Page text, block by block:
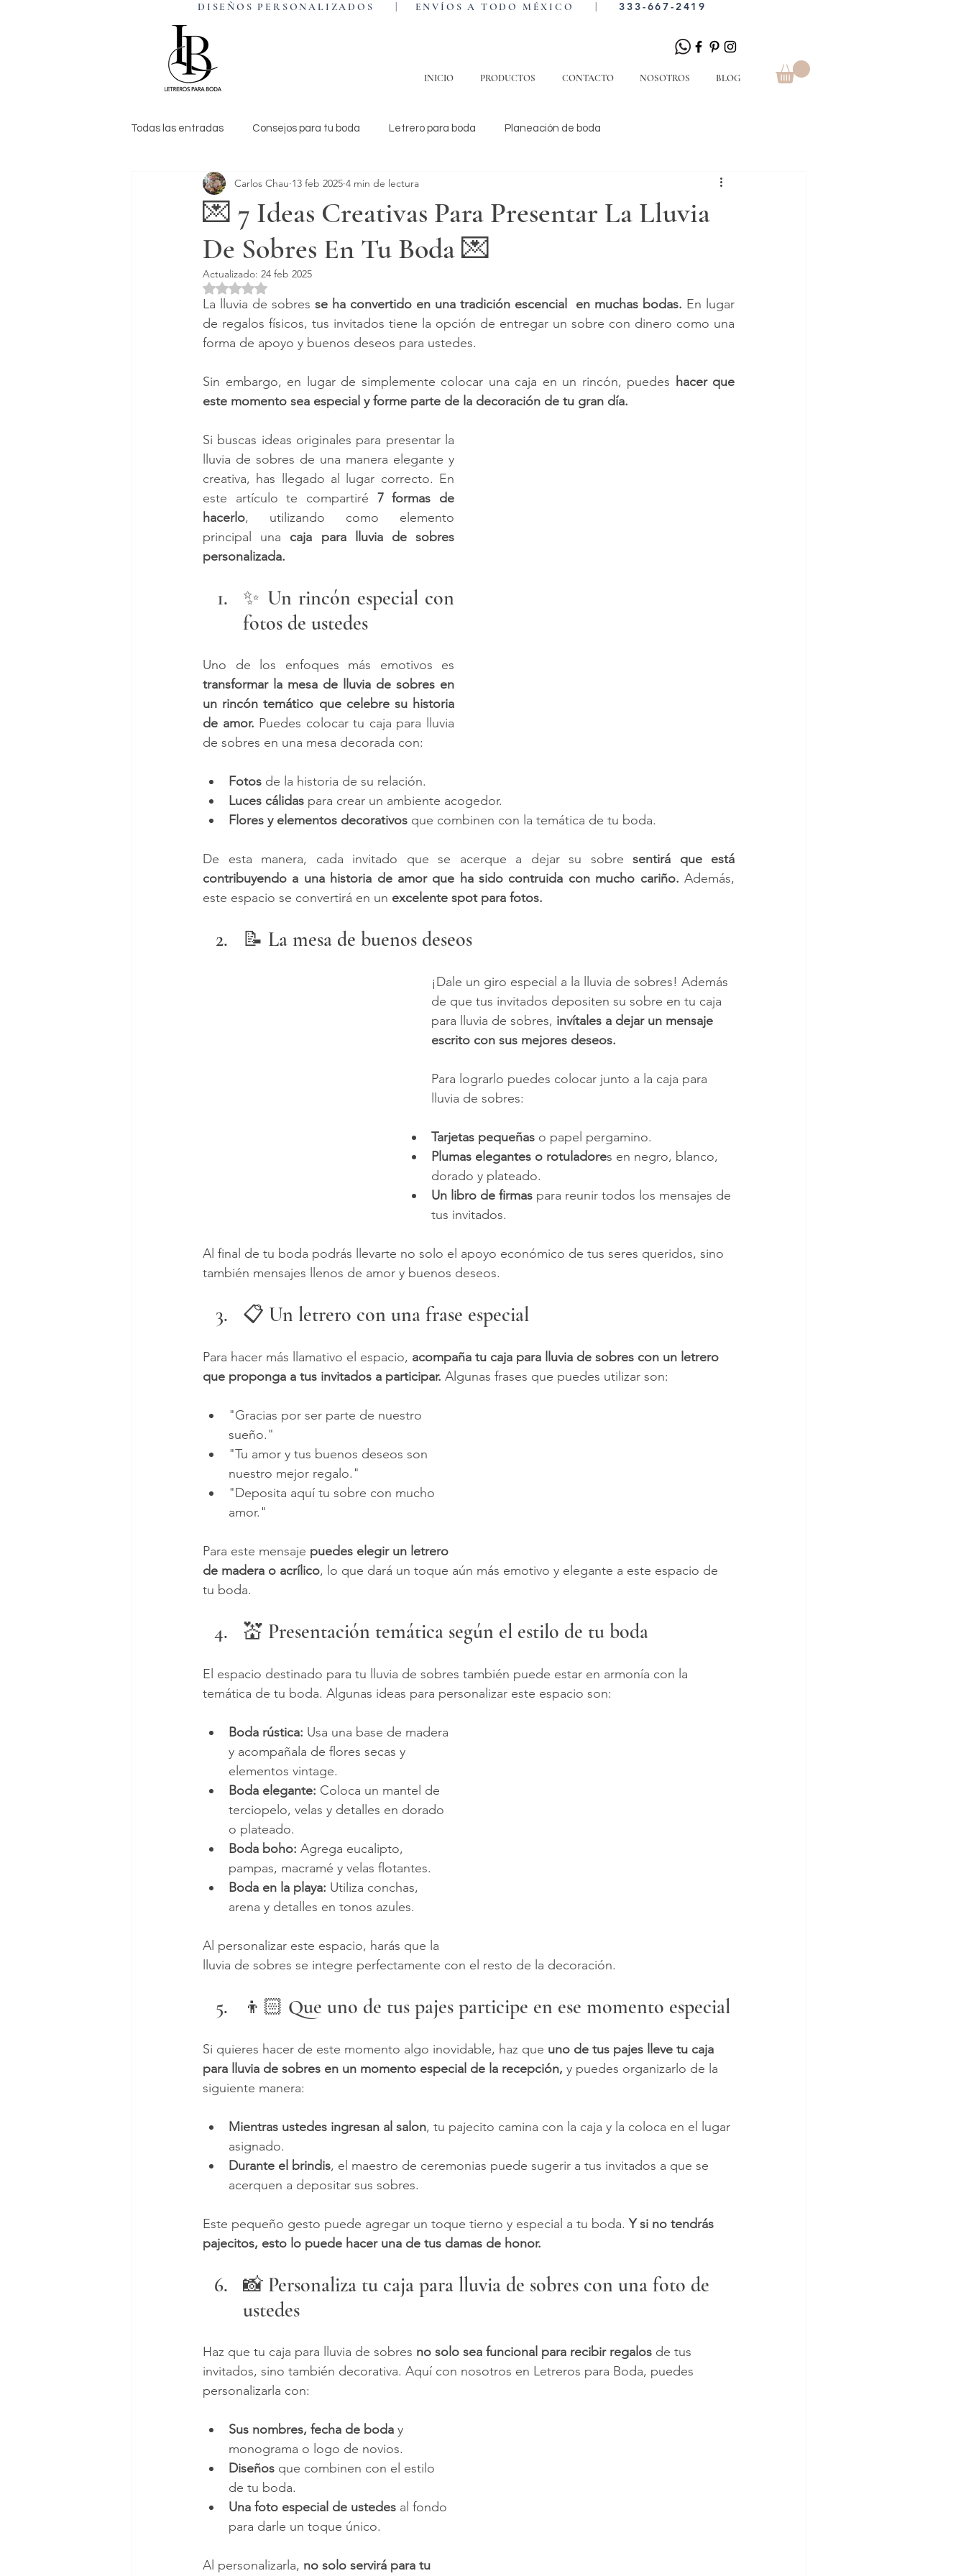
DISEÑOS PERSONALIZADOS | ENVÍOS A TODO MÉXICO |333-667-2419
INICIO PRODUCTOS CONTACTO NOSOTROS BLOG
Todas las entradas Consejos para tu boda Letrero para boda Planeación de boda
💌 7 Ideas Creativas Para Presentar La Lluvia
De Sobres En Tu Boda 💌
Carlos Chau 13 feb 2025 4 min de lectura
Actualizado: 24 feb 2025
Obtuvo NaN de 5 estrellas.
La lluvia de sobres se ha convertido en una tradición escencial  en muchas bodas. En lugar
de regalos físicos, tus invitados tiene la opción de entregar un sobre con dinero como una
forma de apoyo y buenos deseos para ustedes.
Sin embargo, en lugar de simplemente colocar una caja en un rincón, puedes hacer que
este momento sea especial y forme parte de la decoración de tu gran día.
Si buscas ideas originales para presentar la
lluvia de sobres de una manera elegante y
creativa, has llegado al lugar correcto. En
este artículo te compartiré 7 formas de
hacerlo, utilizando como elemento
principal una caja para lluvia de sobres
personalizada.
✨ Un rincón especial con
fotos de ustedes
transformar la mesa de lluvia de sobres en
un rincón temático que celebre su historia
de amor. Puedes colocar tu caja para lluvia
de sobres en una mesa decorada con:
Fotos de la historia de su relación.
Luces cálidas para crear un ambiente acogedor.
Flores y elementos decorativos que combinen con la temática de tu boda.
De esta manera, cada invitado que se acerque a dejar su sobre sentirá que está
contribuyendo a una historia de amor que ha sido contruida con mucho cariño. Además,
este espacio se convertirá en un excelente spot para fotos.
📝 La mesa de buenos deseos
¡Dale un giro especial a la lluvia de sobres! Además
de que tus invitados depositen su sobre en tu caja
para lluvia de sobres, invítales a dejar un mensaje
escrito con sus mejores deseos.
Para lograrlo puedes colocar junto a la caja para
lluvia de sobres:
Tarjetas pequeñas o papel pergamino.
Plumas elegantes o rotuladores en negro, blanco,
dorado y plateado.
Un libro de firmas para reunir todos los mensajes de
tus invitados.
Al final de tu boda podrás llevarte no solo el apoyo económico de tus seres queridos, sino
también mensajes llenos de amor y buenos deseos.
📋 Un letrero con una frase especial
Para hacer más llamativo el espacio, acompaña tu caja para lluvia de sobres con un letrero
que proponga a tus invitados a participar. Algunas frases que puedes utilizar son:
"Gracias por ser parte de nuestro
sueño."
"Tu amor y tus buenos deseos son
nuestro mejor regalo."
"Deposita aquí tu sobre con mucho
amor."
Para este mensaje puedes elegir un letrero
de madera o acrílico, lo que dará un toque aún más emotivo y elegante a este espacio de
tu boda.
💒 Presentación temática según el estilo de tu boda
El espacio destinado para tu lluvia de sobres también puede estar en armonía con la
temática de tu boda. Algunas ideas para personalizar este espacio son:
Boda rústica: Usa una base de madera
y acompañala de flores secas y
elementos vintage.
Boda elegante: Coloca un mantel de
terciopelo, velas y detalles en dorado
o plateado.
Boda boho: Agrega eucalipto,
pampas, macramé y velas flotantes.
Boda en la playa: Utiliza conchas,
arena y detalles en tonos azules.
Al personalizar este espacio, harás que la
lluvia de sobres se integre perfectamente con el resto de la decoración.
👦🏻 Que uno de tus pajes participe en ese momento especial
Si quieres hacer de este momento algo inovidable, haz que uno de tus pajes lleve tu caja
para lluvia de sobres en un momento especial de la recepción, y puedes organizarlo de la
siguiente manera:
Mientras ustedes ingresan al salon, tu pajecito camina con la caja y la coloca en el lugar
asignado.
Durante el brindis, el maestro de ceremonias puede sugerir a tus invitados a que se
acerquen a depositar sus sobres.
Este pequeño gesto puede agregar un toque tierno y especial a tu boda. Y si no tendrás
pajecitos, esto lo puede hacer una de tus damas de honor.
📸 Personaliza tu caja para lluvia de sobres con una foto de
ustedes
Haz que tu caja para lluvia de sobres no solo sea funcional para recibir regalos de tus
invitados, sino también decorativa. Aquí con nosotros en Letreros para Boda, puedes
personalizarla con:
Sus nombres, fecha de boda y
monograma o logo de novios.
Diseños que combinen con el estilo
de tu boda.
Una foto especial de ustedes al fondo
para darle un toque único.
Al personalizarla, no solo servirá para tu